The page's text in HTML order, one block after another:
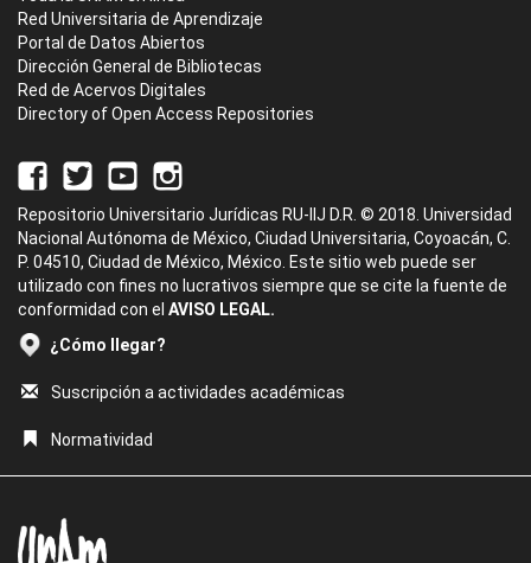
Red Universitaria de Aprendizaje
Portal de Datos Abiertos
Dirección General de Bibliotecas
Red de Acervos Digitales
Directory of Open Access Repositories
Repositorio Universitario Jurídicas RU-IIJ D.R. © 2018. Universidad
Nacional Autónoma de México, Ciudad Universitaria, Coyoacán, C.
P. 04510, Ciudad de México, México. Este sitio web puede ser
utilizado con fines no lucrativos siempre que se cite la fuente de
conformidad con el AVISO LEGAL.
¿Cómo llegar?
Suscripción a actividades académicas
Normatividad